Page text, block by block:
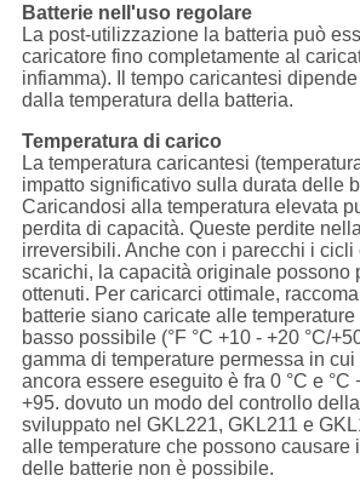
Batterie nell'uso regolare
La post-utilizzazione la batteria può
caricatore fino completamente al
infiamma). Il tempo caricantesi
dalla temperatura della batteria.
Temperatura di carico
La temperatura caricantesi
impatto significativo sulla durata delle
Caricandosi alla temperatura elevata
perdita di capacità. Queste perdite
irreversibili. Anche con i parecchi i cicli
scarichi, la capacità originale possono
ottenuti. Per caricarci ottimale,
batterie siano caricate alle
basso possibile (°F °C +10 - +20 °C/
gamma di temperature permessa in
ancora essere eseguito è fra 0 °C e °C
+95. dovuto un modo del controllo
sviluppato nel GKL221, GKL211 e
alle temperature che possono causare
delle batterie non è possibile.